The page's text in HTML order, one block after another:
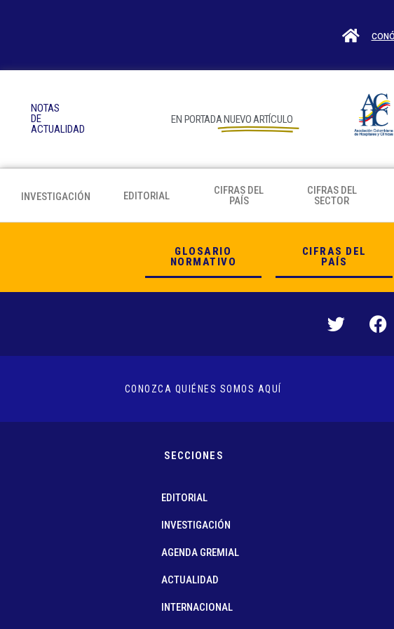
NOTAS
DE
ACTUALIDAD
EN PORTADANUEVO ARTÍCULO
INVESTIGACIÓN EDITORIAL
CIFRAS DEL
PAÍS
CIFRAS DEL
SECTOR
GLOSARIO
NORMATIVO
CIFRAS DEL
PAÍS
CONOZCA QUIÉNES SOMOS AQUÍ
SECCIONES
EDITORIAL
INVESTIGACIÓN
AGENDA GREMIAL
ACTUALIDAD
INTERNACIONAL